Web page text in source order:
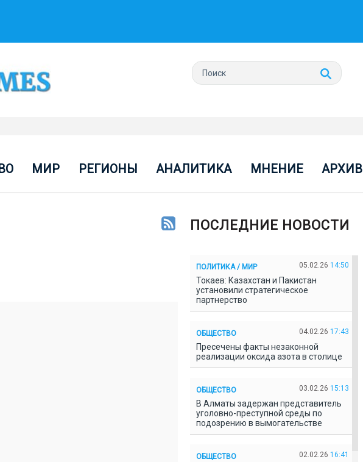
МИР РЕГИОНЫ АНАЛИТИКА МНЕНИЕ АРХИВ
ПОСЛЕДНИЕ НОВОСТИ
ПОЛИТИКА / МИР 05.02.26 14:50
Токаев: Казахстан и Пакистан
установили стратегическое
партнерство
ОБЩЕСТВО 04.02.26 17:43
Пресечены факты незаконной
реализации оксида азота в столице
ОБЩЕСТВО 03.02.26 15:13
В Алматы задержан представитель
уголовно-преступной среды по
подозрению в вымогательстве
ОБЩЕСТВО 02.02.26 16:41